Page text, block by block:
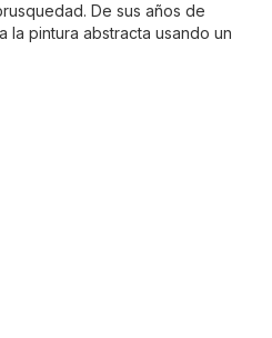
De sus años de
la pintura abstracta usando un